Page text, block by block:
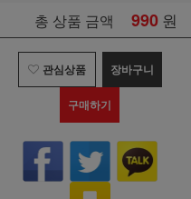
총 상품 금액 990 원
관심상품 장바구니
구매하기